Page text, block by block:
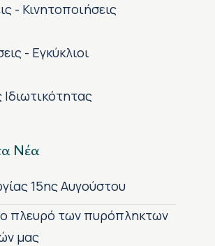
- Κινητοποιήσεις
- Εγκύκλιοι
Ιδιωτικότητας
Νέα
15ης Αυγούστου
πλευρό των πυρόπληκτων
μας